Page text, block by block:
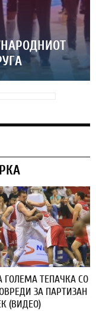
ГОЛЕМА ТЕПАЧКА СО
ЗА ПАРТИЗАН
(ВИДЕО)